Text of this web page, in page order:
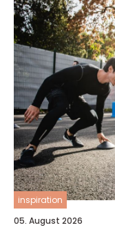
inspiration
05. August 2026